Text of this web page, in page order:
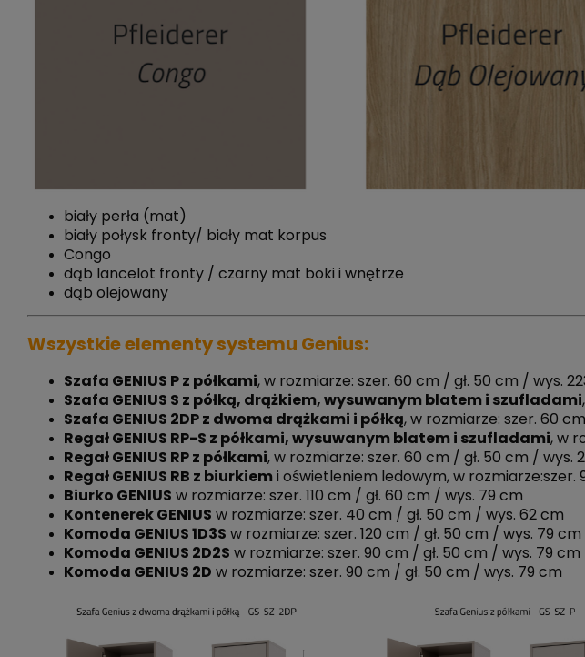
biały perła (mat)
biały połysk fronty/ biały mat korpus
Congo
dąb lancelot fronty / czarny mat boki i wnętrze
dąb olejowany
Wszystkie elementy systemu Genius:
Szafa GENIUS P z półkami, w rozmiarze: szer. 60 cm / gł. 50 cm / wys.
Szafa GENIUS S z półką, drążkiem, wysuwanym blatem i szufladami
Szafa GENIUS 2DP z dwoma drążkami i półką, w rozmiarze: szer. 60
Regał GENIUS RP-S z półkami, wysuwanym blatem i szufladami, w
Regał GENIUS RP z półkami, w rozmiarze: szer. 60 cm / gł. 50 cm / wys.
Regał GENIUS RB z biurkiemi oświetleniem ledowym, w rozmiarze:szer.
Biurko GENIUS w rozmiarze: szer. 110 cm / gł. 60 cm / wys. 79 cm
Kontenerek GENIUS w rozmiarze: szer. 40 cm / gł. 50 cm / wys. 62 cm
Komoda GENIUS 1D3S w rozmiarze: szer. 120 cm / gł. 50 cm / wys. 79 cm
Komoda GENIUS 2D2S w rozmiarze: szer. 90 cm / gł. 50 cm / wys. 79 cm
Komoda GENIUS 2D w rozmiarze: szer. 90 cm / gł. 50 cm / wys. 79 cm